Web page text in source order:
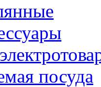
посуда